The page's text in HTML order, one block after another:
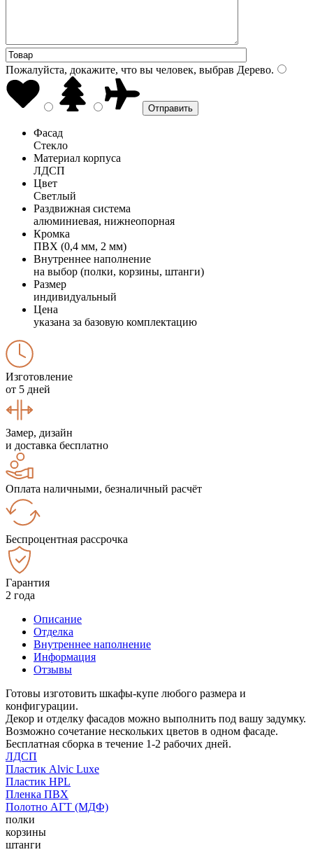
Пожалуйста, докажите, что вы человек, выбрав Дерево.
Фасад
Стекло
Материал корпуса
ЛДСП
Цвет
Светлый
Раздвижная система
алюминиевая, нижнеопорная
Кромка
ПВХ (0,4 мм, 2 мм)
Внутреннее наполнение
на выбор (полки, корзины, штанги)
Размер
индивидуальный
Цена
указана за базовую комплектацию
Изготовление
от 5 дней
Замер, дизайн
и доставка бесплатно
Оплата наличными, безналичный расчёт
Беспроцентная рассрочка
Гарантия
2 года
Описание
Отделка
Внутреннее наполнение
Информация
Отзывы
Готовы изготовить шкафы-купе любого размера и
конфигурации.
Декор и отделку фасадов можно выполнить под вашу задумку.
Возможно сочетание нескольких цветов в одном фасаде.
Бесплатная сборка в течение 1-2 рабочих дней.
ЛДСП
Пластик Alvic Luxe
Пластик HPL
Пленка ПВХ
Полотно АГТ (МДФ)
полки
корзины
штанги